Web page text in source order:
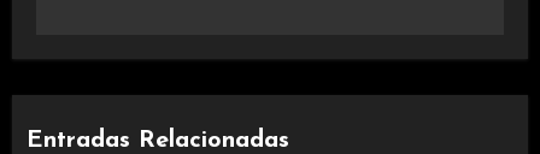
Entradas Relacionadas